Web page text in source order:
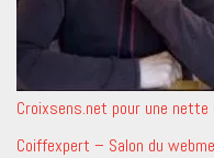
Croixsens.net pour une
Coiffexpert – Salon du